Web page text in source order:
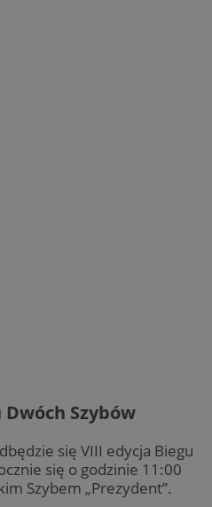
Szybów
się VIII edycja Biegu
się o godzinie 11:00
Szybem „Prezydent”.